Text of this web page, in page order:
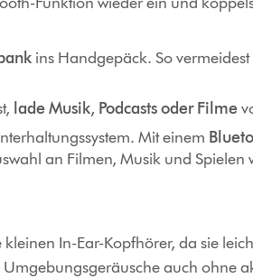
ins Handgepäck. So
lade Musik, Podcasts oder Filme
Mit einem
an Filmen, Musik und Spielen
In-Ear-Kopfhörer, da sie
auch ohne